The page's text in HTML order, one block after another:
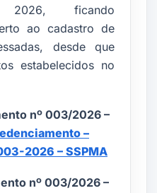
2026,
ficando
ao cadastro de
desde que
estabelecidos no
nº 003/2026 –
–
2026 – SSPMA
nº 003/2026 –